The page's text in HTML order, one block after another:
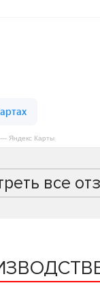
— Яндекс Карты
все